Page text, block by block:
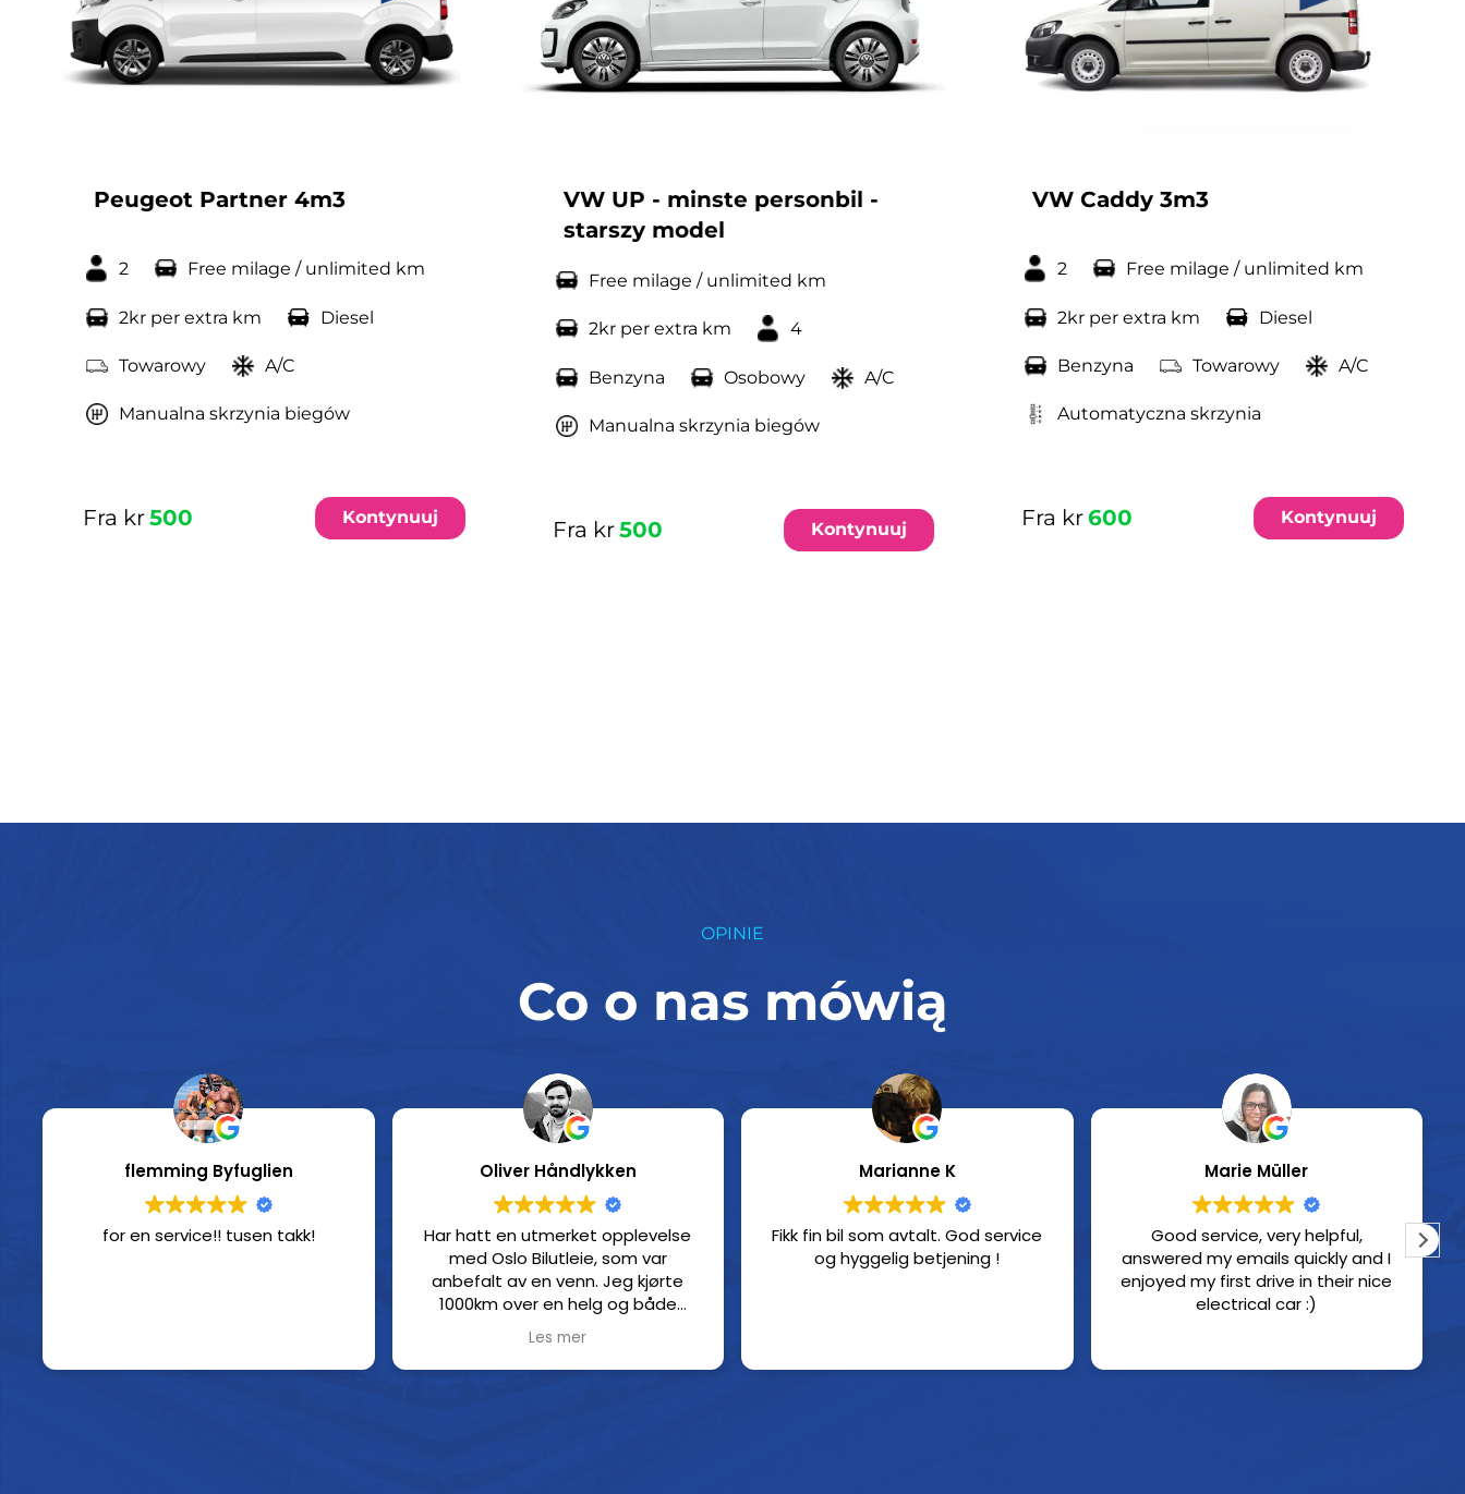
Peugeot Partner 4m3
2 Free milage / unlimited km
2kr per extra km Diesel
Towarowy A/C
Manualna skrzynia biegów
Fra kr500 Kontynuuj
VW UP - minste personbil -
starszy model
Free milage / unlimited km
2kr per extra km 4
Benzyna Osobowy A/C
Manualna skrzynia biegów
Fra kr500 Kontynuuj
VW Caddy 3m3
2 Free milage / unlimited km
2kr per extra km Diesel
Benzyna Towarowy A/C
Automatyczna skrzynia
Fra kr600 Kontynuuj
OPINIE
Co o nas mówią
flemming Byfuglien
for en service!! tusen takk!
Oliver Håndlykken
Har hatt en utmerket opplevelse
med Oslo Bilutleie, som var
anbefalt av en venn. Jeg kjørte
1000km over en helg og både
utlevering og innlevering gikk på
skinner. Prisen de regnet på min
case var akkurat den prisen jeg fikk
Les mer
Marianne K
Fikk fin bil som avtalt. God service
og hyggelig betjening !
Marie Müller
Good service, very helpful,
answered my emails quickly and I
enjoyed my first drive in their nice
electrical car :)